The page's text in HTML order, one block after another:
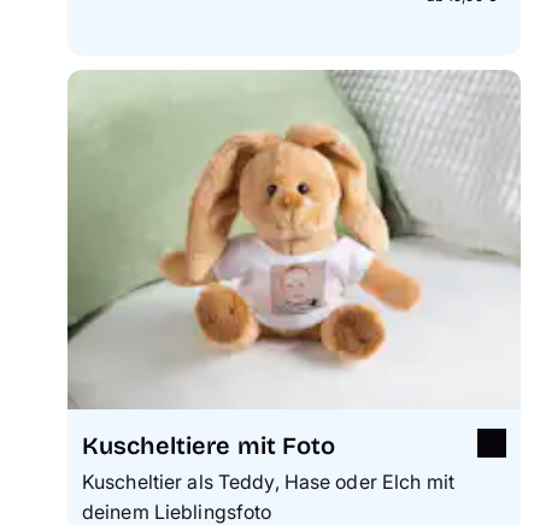
Kuscheltiere mit Foto
Kuscheltier als Teddy, Hase oder Elch mit
deinem Lieblingsfoto